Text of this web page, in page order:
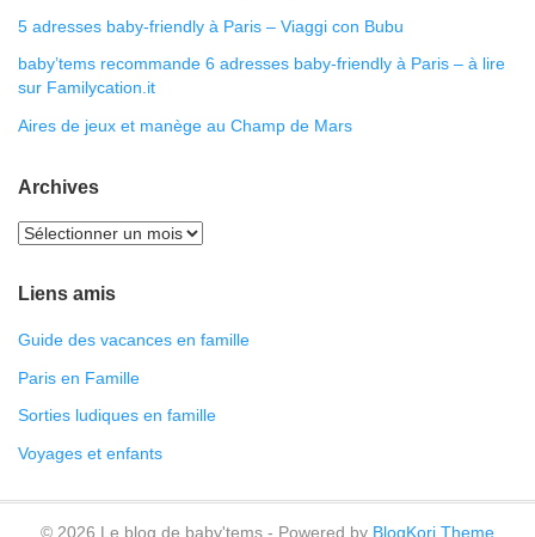
5 adresses baby-friendly à Paris – Viaggi con Bubu
baby’tems recommande 6 adresses baby-friendly à Paris – à lire
sur Familycation.it
Aires de jeux et manège au Champ de Mars
Archives
Liens amis
Guide des vacances en famille
Paris en Famille
Sorties ludiques en famille
Voyages et enfants
© 2026 Le blog de baby'tems - Powered by BlogKori Theme